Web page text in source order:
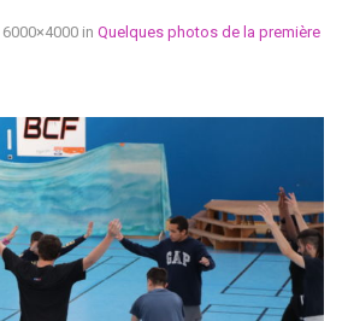
6000×4000 in Quelques photos de la première